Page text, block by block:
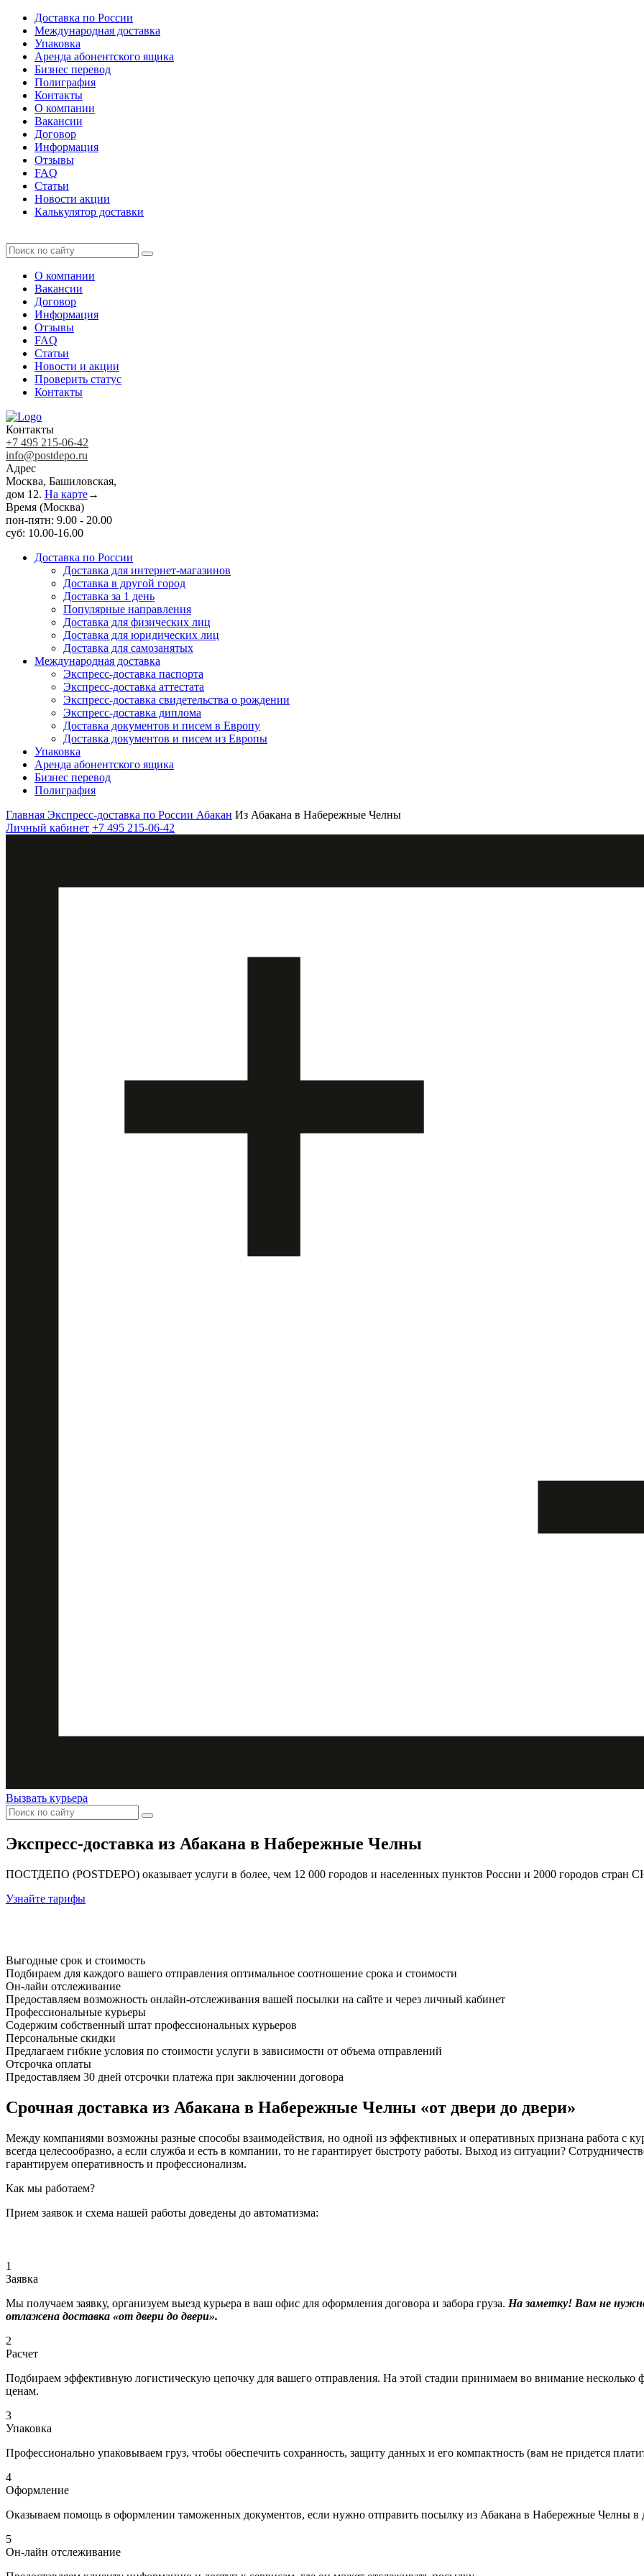
Доставка по России
Международная доставка
Упаковка
Аренда абонентского ящика
Бизнес перевод
Полиграфия
Контакты
О компании
Вакансии
Договор
Информация
Отзывы
FAQ
Статьи
Новости акции
Калькулятор доставки
О компании
Вакансии
Договор
Информация
Отзывы
FAQ
Статьи
Новости и акции
Проверить статус
Контакты
Контакты
+7 495 215-06-42
info@postdepo.ru
Адрес
Москва, Башиловская,
дом 12. На карте→
Время (Москва)
пон-пятн: 9.00 - 20.00
суб: 10.00-16.00
Доставка по России
Доставка для интернет-магазинов
Доставка в другой город
Доставка за 1 день
Популярные направления
Доставка для физических лиц
Доставка для юридических лиц
Доставка для самозанятых
Международная доставка
Экспресс-доставка паспорта
Экспресс-доставка аттестата
Экспресс-доставка свидетельства о рождении
Экспресс-доставка диплома
Доставка документов и писем в Европу
Доставка документов и писем из Европы
Упаковка
Аренда абонентского ящика
Бизнес перевод
Полиграфия
Главная Экспресс-доставка по России Абакан Из Абакана в Набережные Челны
Личный кабинет +7 495 215-06-42
Вызвать курьера
Экспресс-доставка из Абакана в Набережные Челны
ПОСТДЕПО (POSTDEPO) оказывает услуги в более, чем 12 000 городов и населенных пунктов России и 2000 городов стран
Узнайте тарифы
Выгодные срок и стоимость
Подбираем для каждого вашего отправления оптимальное соотношение срока и стоимости
Он-лайн отслеживание
Предоставляем возможность онлайн-отслеживания вашей посылки на сайте и через личный кабинет
Профессиональные курьеры
Содержим собственный штат профессиональных курьеров
Персональные скидки
Предлагаем гибкие условия по стоимости услуги в зависимости от объема отправлений
Отсрочка оплаты
Предоставляем 30 дней отсрочки платежа при заключении договора
Срочная доставка из Абакана в Набережные Челны «от двери до двери»
Между компаниями возможны разные способы взаимодействия, но одной из эффективных и оперативных признана работа с
всегда целесообразно, а если служба и есть в компании, то не гарантирует быстроту работы. Выход из ситуации?
гарантируем оперативность и профессионализм.
Как мы работаем?
Прием заявок и схема нашей работы доведены до автоматизма:
1
Заявка
Мы получаем заявку, организуем выезд курьера в ваш офис для оформления договора и забора груза. На заметку! Вам не
отлажена доставка «от двери до двери».
2
Расчет
Подбираем эффективную логистическую цепочку для вашего отправления. На этой стадии принимаем во внимание несколько
ценам.
3
Упаковка
Профессионально упаковываем груз, чтобы обеспечить сохранность, защиту данных и его компактность (вам не придется
4
Оформление
Оказываем помощь в оформлении таможенных документов, если нужно отправить посылку из Абакана в Набережные Челны в
5
Он-лайн отслеживание